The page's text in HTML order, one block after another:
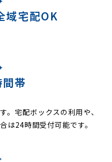
域宅配OK
帯
。宅配ボックスの利用や、
は24時間受付可能です。